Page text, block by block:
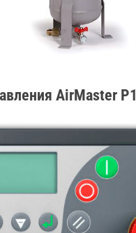
AirMaster Р1